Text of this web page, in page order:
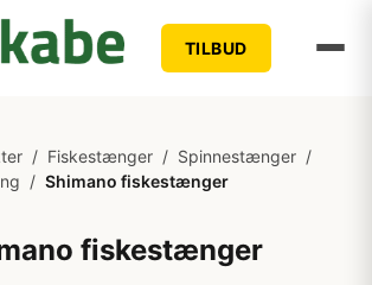
TILBUD
/ Fiskestænger / Spinnestænger /
/ Shimano fiskestænger
fiskestænger